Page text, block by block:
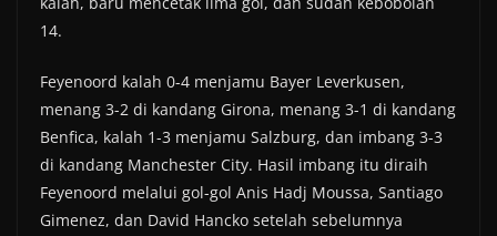
14.
Feyenoord kalah 0-4 menjamu Bayer Leverkusen,
menang 3-2 di kandang Girona, menang 3-1 di kandang
Benfica, kalah 1-3 menjamu Salzburg, dan imbang 3-3
di kandang Manchester City. Hasil imbang itu diraih
Feyenoord melalui gol-gol Anis Hadj Moussa, Santiago
Gimenez, dan David Hancko setelah sebelumnya